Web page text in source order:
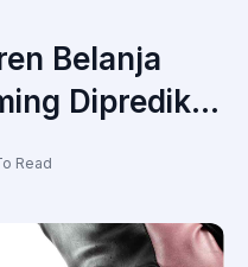
Belanja
Diprediksi
yang
Brand?
Read